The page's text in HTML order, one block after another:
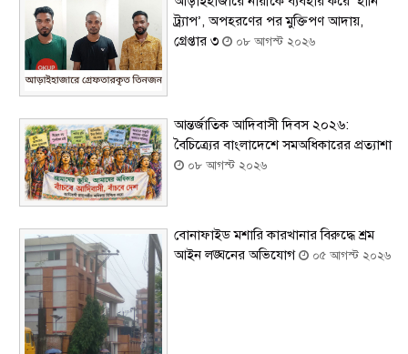
ট্র্যাপ’, অপহরণের পর মুক্তিপণ আদায়,
গ্রেপ্তার ৩
০৮ আগস্ট ২০২৬
আন্তর্জাতিক আদিবাসী দিবস ২০২৬:
বৈচিত্র্যের বাংলাদেশে সমঅধিকারের প্রত্যাশা
০৮ আগস্ট ২০২৬
বোনাফাইড মশারি কারখানার বিরুদ্ধে শ্রম
আইন লঙ্ঘনের অভিযোগ
০৫ আগস্ট ২০২৬